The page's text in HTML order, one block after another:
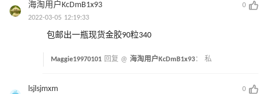
海淘用户KcDmB1x93
0
2022-03-05 12:19:33
包邮出一瓶现货金胶90粒340
Maggie19970101 回复 @ 海淘用户KcDmB1x93： 私
lsjlsjmxm
0